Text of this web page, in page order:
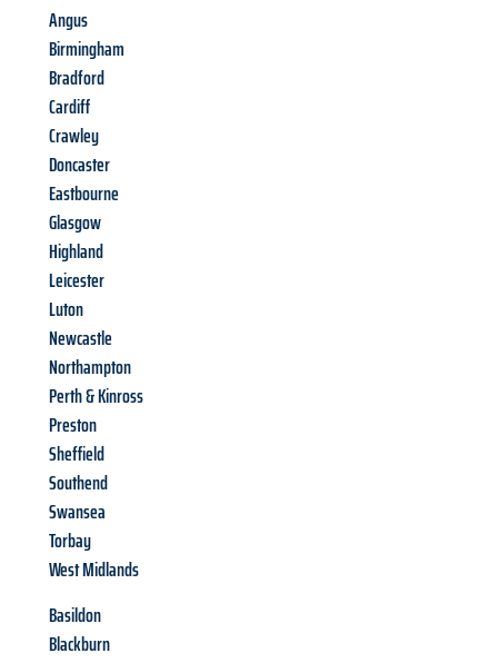
Angus
Birmingham
Bradford
Cardiff
Crawley
Doncaster
Eastbourne
Glasgow
Highland
Leicester
Luton
Newcastle
Northampton
Perth & Kinross
Preston
Sheffield
Southend
Swansea
Torbay
West Midlands
Basildon
Blackburn